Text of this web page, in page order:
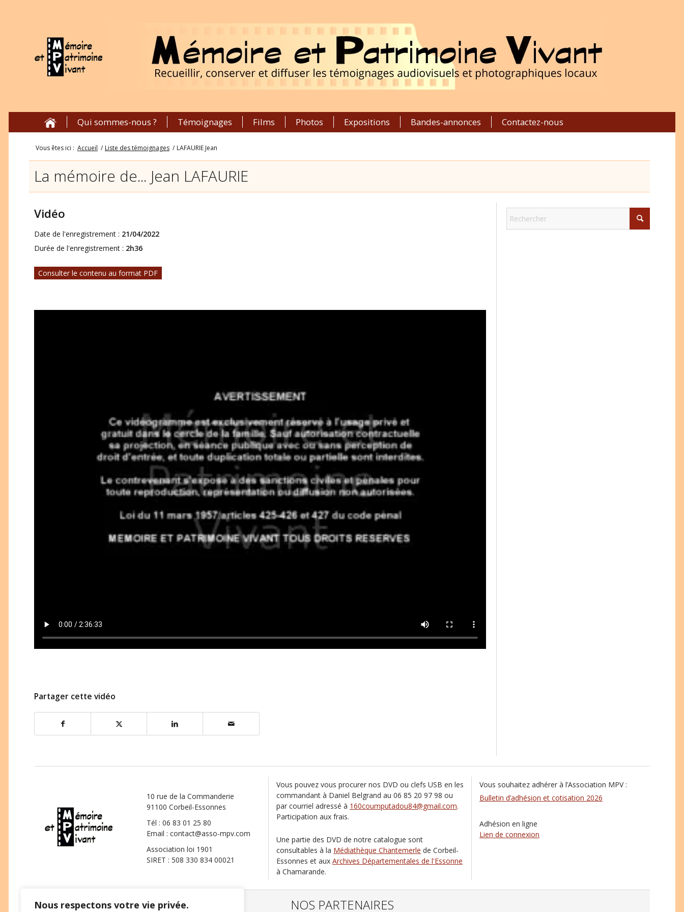
Nous respectons votre vie privée.
Qui sommes-nous ? Témoignages Films Photos Expositions Bandes-annonces Contactez-nous
Vous êtes ici : Accueil / Liste des témoignages / LAFAURIE Jean
La mémoire de... Jean LAFAURIE
Vidéo
Date de l'enregistrement : 21/04/2022
Durée de l'enregistrement : 2h36
Consulter le contenu au format PDF
Partager cette vidéo
10 rue de la Commanderie
91100 Corbeil-Essonnes
Tél : 06 83 01 25 80
Email : contact@asso-mpv.com
Association loi 1901
SIRET : 508 330 834 00021
Vous pouvez vous procurer nos DVD ou clefs USB en les
commandant à Daniel Belgrand au 06 85 20 97 98 ou
par courriel adressé à 160coumputadou84@gmail.com.
Participation aux frais.
Une partie des DVD de notre catalogue sont
consultables à la Médiathèque Chantemerle de Corbeil-
Essonnes et aux Archives Départementales de l'Essonne
à Chamarande.
Vous souhaitez adhérer à l’Association MPV :
Bulletin d’adhésion et cotisation 2026
Adhésion en ligne
Lien de connexion
NOS PARTENAIRES